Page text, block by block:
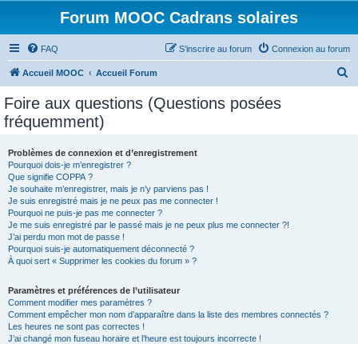
Forum MOOC Cadrans solaires
FAQ Connexion au forum
S’inscrire au forum
Accueil MOOC Accueil Forum
Foire aux questions (Questions posées
fréquemment)
Problèmes de connexion et d’enregistrement
Pourquoi dois-je m’enregistrer ?
Que signifie COPPA ?
Je souhaite m’enregistrer, mais je n’y parviens pas !
Je suis enregistré mais je ne peux pas me connecter !
Pourquoi ne puis-je pas me connecter ?
Je me suis enregistré par le passé mais je ne peux plus me connecter ?!
J’ai perdu mon mot de passe !
Pourquoi suis-je automatiquement déconnecté ?
À quoi sert « Supprimer les cookies du forum » ?
Paramètres et préférences de l’utilisateur
Comment modifier mes paramètres ?
Comment empêcher mon nom d’apparaître dans la liste des membres connectés ?
Les heures ne sont pas correctes !
J’ai changé mon fuseau horaire et l’heure est toujours incorrecte !